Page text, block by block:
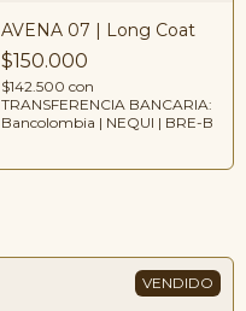
AVENA 07 | Long Coat
$150.000
$142.500 con
TRANSFERENCIA BANCARIA:
Bancolombia | NEQUI | BRE-B